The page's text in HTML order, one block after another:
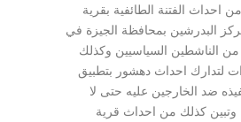
احداث الفتنة الطائفية بقرية
البدرشين بمحافظة الجيزة في
من الناشطين السياسيين وكذلك
لتدارك احداث دهشور بتطبيق
ضد الخارجين عليه حتى لا
كذلك من احداث قرية